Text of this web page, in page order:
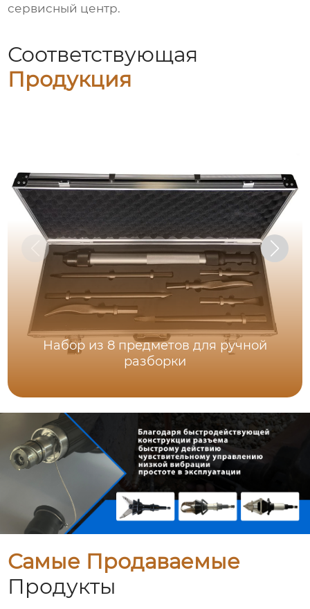
сервисный центр.
Соответствующая
Продукция
Набор из 8 предметов для ручной
разборки
Самые Продаваемые
Продукты